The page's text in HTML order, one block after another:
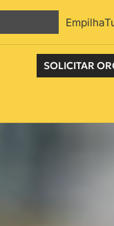
SOLICITAR